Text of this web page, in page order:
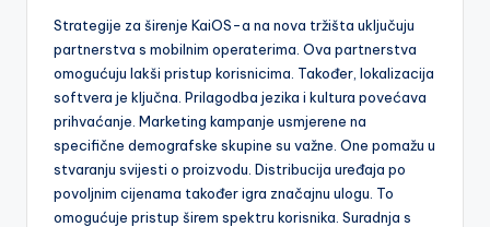
Strategije za širenje KaiOS-a na nova tržišta uključuju
partnerstva s mobilnim operaterima. Ova partnerstva
omogućuju lakši pristup korisnicima. Također, lokalizacija
softvera je ključna. Prilagodba jezika i kultura povećava
prihvaćanje. Marketing kampanje usmjerene na
specifične demografske skupine su važne. One pomažu u
stvaranju svijesti o proizvodu. Distribucija uređaja po
povoljnim cijenama također igra značajnu ulogu. To
omogućuje pristup širem spektru korisnika. Suradnja s